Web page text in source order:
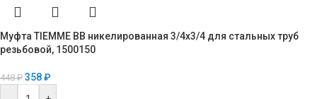
Муфта TIEMME ВВ никелированная 3/4х3/4 для стальных труб
резьбовой, 1500150
448₽ 358₽